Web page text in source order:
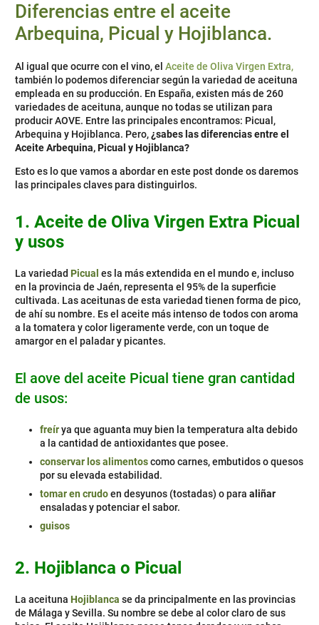
Diferencias entre el aceite
Arbequina, Picual y Hojiblanca.
Al igual que ocurre con el vino, el Aceite de Oliva Virgen Extra,
también lo podemos diferenciar según la variedad de aceituna
empleada en su producción. En España, existen más de 260
variedades de aceituna, aunque no todas se utilizan para
producir AOVE. Entre las principales encontramos: Picual,
Arbequina y Hojiblanca. Pero,¿sabes las diferencias entre el
Aceite Arbequina, Picual y Hojiblanca?
Esto es lo que vamos a abordar en este post donde os daremos
las principales claves para distinguirlos.
1. Aceite de Oliva Virgen Extra Picual
y usos
La variedad Picual es la más extendida en el mundo e, incluso
en la provincia de Jaén, representa el 95% de la superficie
cultivada. Las aceitunas de esta variedad tienen forma de pico,
de ahí su nombre. Es el aceite más intenso de todos con aroma
a la tomatera y color ligeramente verde, con un toque de
amargor en el paladar y picantes.
El aove del aceite Picual tiene gran cantidad
de usos:
freírya que aguanta muy bien la temperatura alta debido
a la cantidad de antioxidantes que posee.
conservar los alimentoscomo carnes, embutidos o quesos
por su elevada estabilidad.
tomar en crudoen desyunos (tostadas) o para aliñar
ensaladas y potenciar el sabor.
guisos
2. Hojiblanca o Picual
La aceituna Hojiblanca se da principalmente en las provincias
de Málaga y Sevilla. Su nombre se debe al color claro de sus